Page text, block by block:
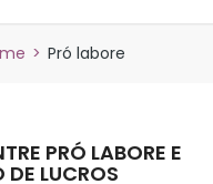
> Pró labore
PRÓ LABORE E
LUCROS